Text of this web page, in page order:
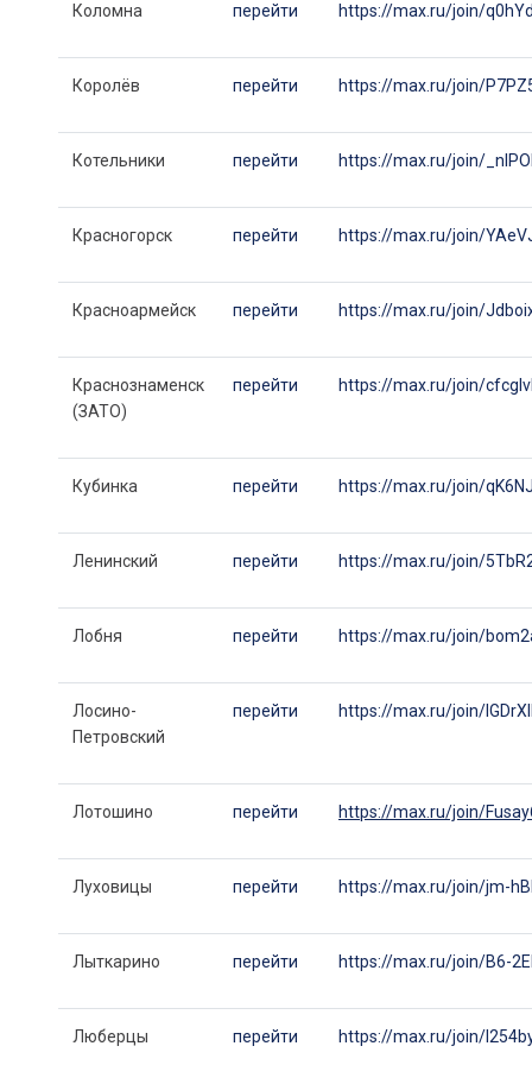
Коломна перейти https://max.ru/join/
Королёв перейти https://max.ru/join/
Котельники перейти https://max.ru/join/
Красногорск перейти https://max.ru/join/
Красноармейск перейти https://max.ru/join/
Краснознаменск
(ЗАТО)
перейти https://max.ru/join/
Кубинка перейти https://max.ru/join/
Ленинский перейти https://max.ru/join/
Лобня перейти https://max.ru/join/
Лосино-
Петровский
перейти https://max.ru/join/
Лотошино перейти https://max.ru/join/
Луховицы перейти https://max.ru/join/jm-
Лыткарино перейти https://max.ru/join/B6-
Люберцы перейти https://max.ru/join/